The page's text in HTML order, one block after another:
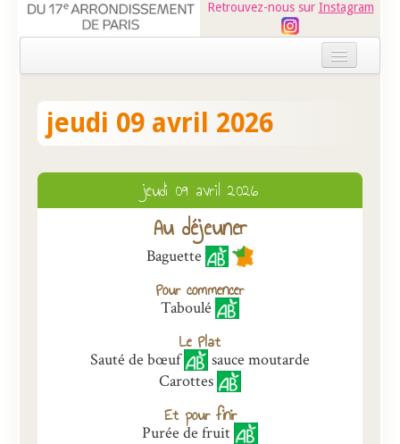
Retrouvez-nous sur Instagram
Evénements
Présentation
Inscriptions et tarifs
Qualité
Menus
Recrutement
Nous contacter
jeudi 09 avril 2026
jeudi 09 avril 2026
Au déjeuner
Baguette
Pour commencer
Taboulé
Le Plat
Sauté de bœuf
sauce moutarde
Carottes
Et pour finir
Purée de fruit